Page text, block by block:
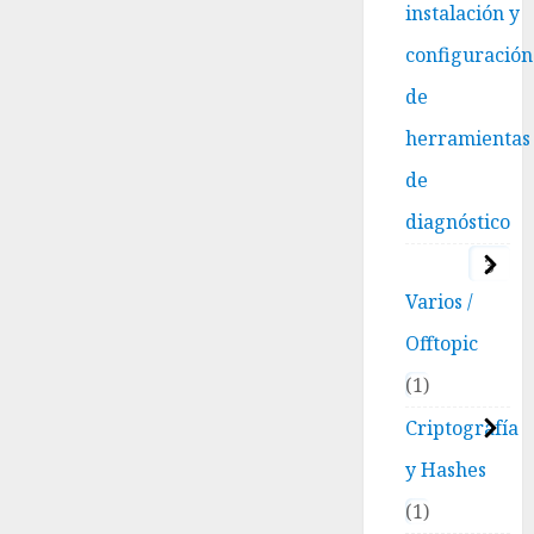
instalación y
configuración
de
herramientas
de
diagnóstico
3
Varios /
Offtopic
1
Criptografía
y Hashes
1